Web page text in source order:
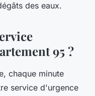
des eaux.
95 ?
chaque minute
service d'urgence